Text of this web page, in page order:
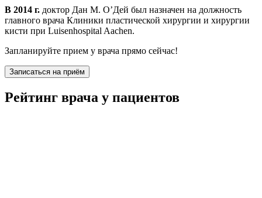
В 2014 г. доктор Дан М. О’Дей был назначен на должность
главного врача Клиники пластической хирургии и хирургии
кисти при Luisenhospital Aachen.
Запланируйте прием у врача прямо сейчас!
Записаться на приём
Рейтинг врача у пациентов